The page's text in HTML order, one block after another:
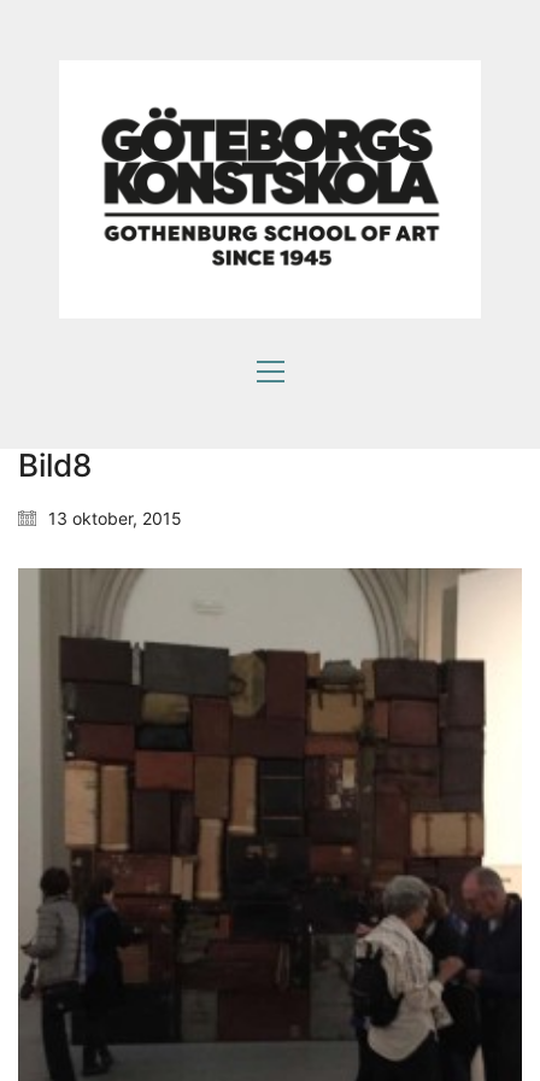
Bild8
13 oktober, 2015
Som en bra konstskola värnar vi om kreativ
subjektivitet.
själv påverka framtiden.
HITTA OSS
Göteborgs konstskola
Första Långgatan 10,
413 03 Göteborg, Sweden
KONTAKTA OSS
Telefon: +46 31 14 80 61
info@gbgkonstskola.se
Kontaktsida
VAD HÄNDER…